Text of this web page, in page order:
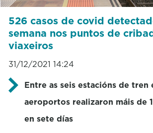
526 casos de covid
semana nos puntos de
viaxeiros
31/12/2021 14:24
Entre as seis estacións de tren
aeroportos realizaron máis de
en sete días